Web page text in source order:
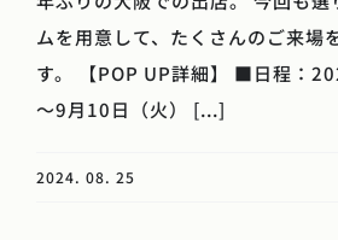
ムを用意して、たくさんのご来場
す。 【POP UP詳細】 ■日程：
～9月10日（火） [...]
2024. 08. 25